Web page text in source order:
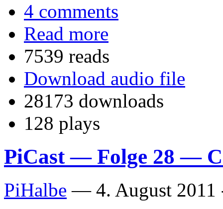
4 comments
Read more
7539 reads
Download audio file
28173 downloads
128 plays
PiCast — Folge 28 —
PiHalbe — 4. August 2011